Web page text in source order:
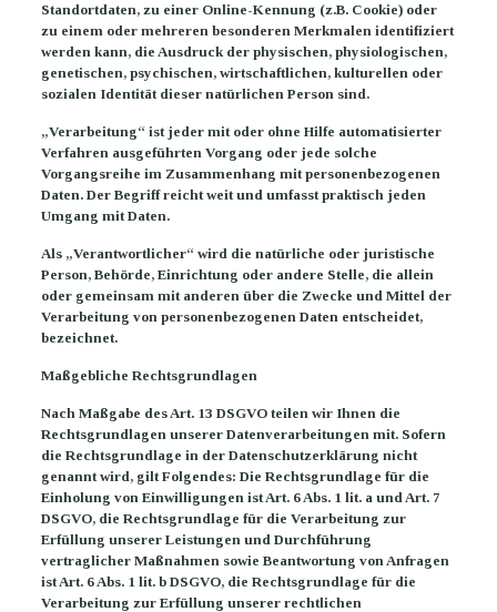
Standortdaten, zu einer Online-Kennung (z.B. Cookie) oder
zu einem oder mehreren besonderen Merkmalen identifiziert
werden kann, die Ausdruck der physischen, physiologischen,
genetischen, psychischen, wirtschaftlichen, kulturellen oder
sozialen Identität dieser natürlichen Person sind.
„Verarbeitung“ ist jeder mit oder ohne Hilfe automatisierter
Verfahren ausgeführten Vorgang oder jede solche
Vorgangsreihe im Zusammenhang mit personenbezogenen
Daten. Der Begriff reicht weit und umfasst praktisch jeden
Umgang mit Daten.
Als „Verantwortlicher“ wird die natürliche oder juristische
Person, Behörde, Einrichtung oder andere Stelle, die allein
oder gemeinsam mit anderen über die Zwecke und Mittel der
Verarbeitung von personenbezogenen Daten entscheidet,
bezeichnet.
Maßgebliche Rechtsgrundlagen
Nach Maßgabe des Art. 13 DSGVO teilen wir Ihnen die
Rechtsgrundlagen unserer Datenverarbeitungen mit. Sofern
die Rechtsgrundlage in der Datenschutzerklärung nicht
genannt wird, gilt Folgendes: Die Rechtsgrundlage für die
Einholung von Einwilligungen ist Art. 6 Abs. 1 lit. a und Art. 7
DSGVO, die Rechtsgrundlage für die Verarbeitung zur
Erfüllung unserer Leistungen und Durchführung
vertraglicher Maßnahmen sowie Beantwortung von Anfragen
ist Art. 6 Abs. 1 lit. b DSGVO, die Rechtsgrundlage für die
Verarbeitung zur Erfüllung unserer rechtlichen